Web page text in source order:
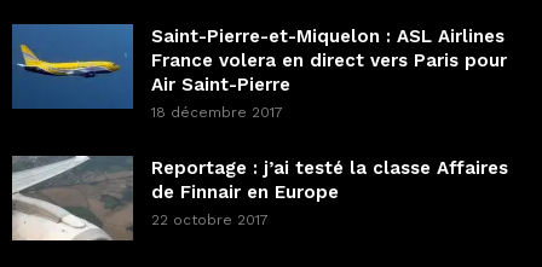
Saint-Pierre-et-Miquelon : ASL Airlines
France volera en direct vers Paris pour
Air Saint-Pierre
18 décembre 2017
Reportage : j’ai testé la classe Affaires
de Finnair en Europe
22 octobre 2017